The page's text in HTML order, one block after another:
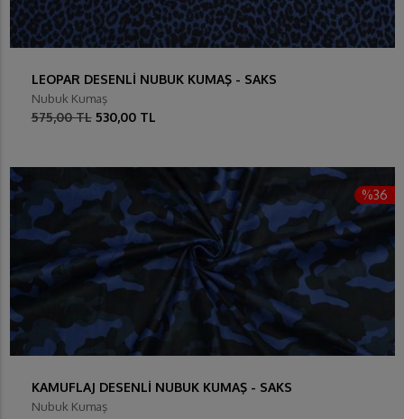
LEOPAR DESENLİ NUBUK KUMAŞ - SAKS
Nubuk Kumaş
575,00 TL 530,00 TL
%36
KAMUFLAJ DESENLİ NUBUK KUMAŞ - SAKS
Nubuk Kumaş